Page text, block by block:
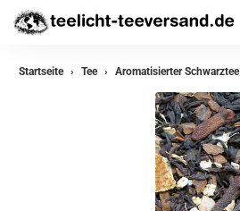
zurück
Startseite Tee Aromatisierter Schwarztee